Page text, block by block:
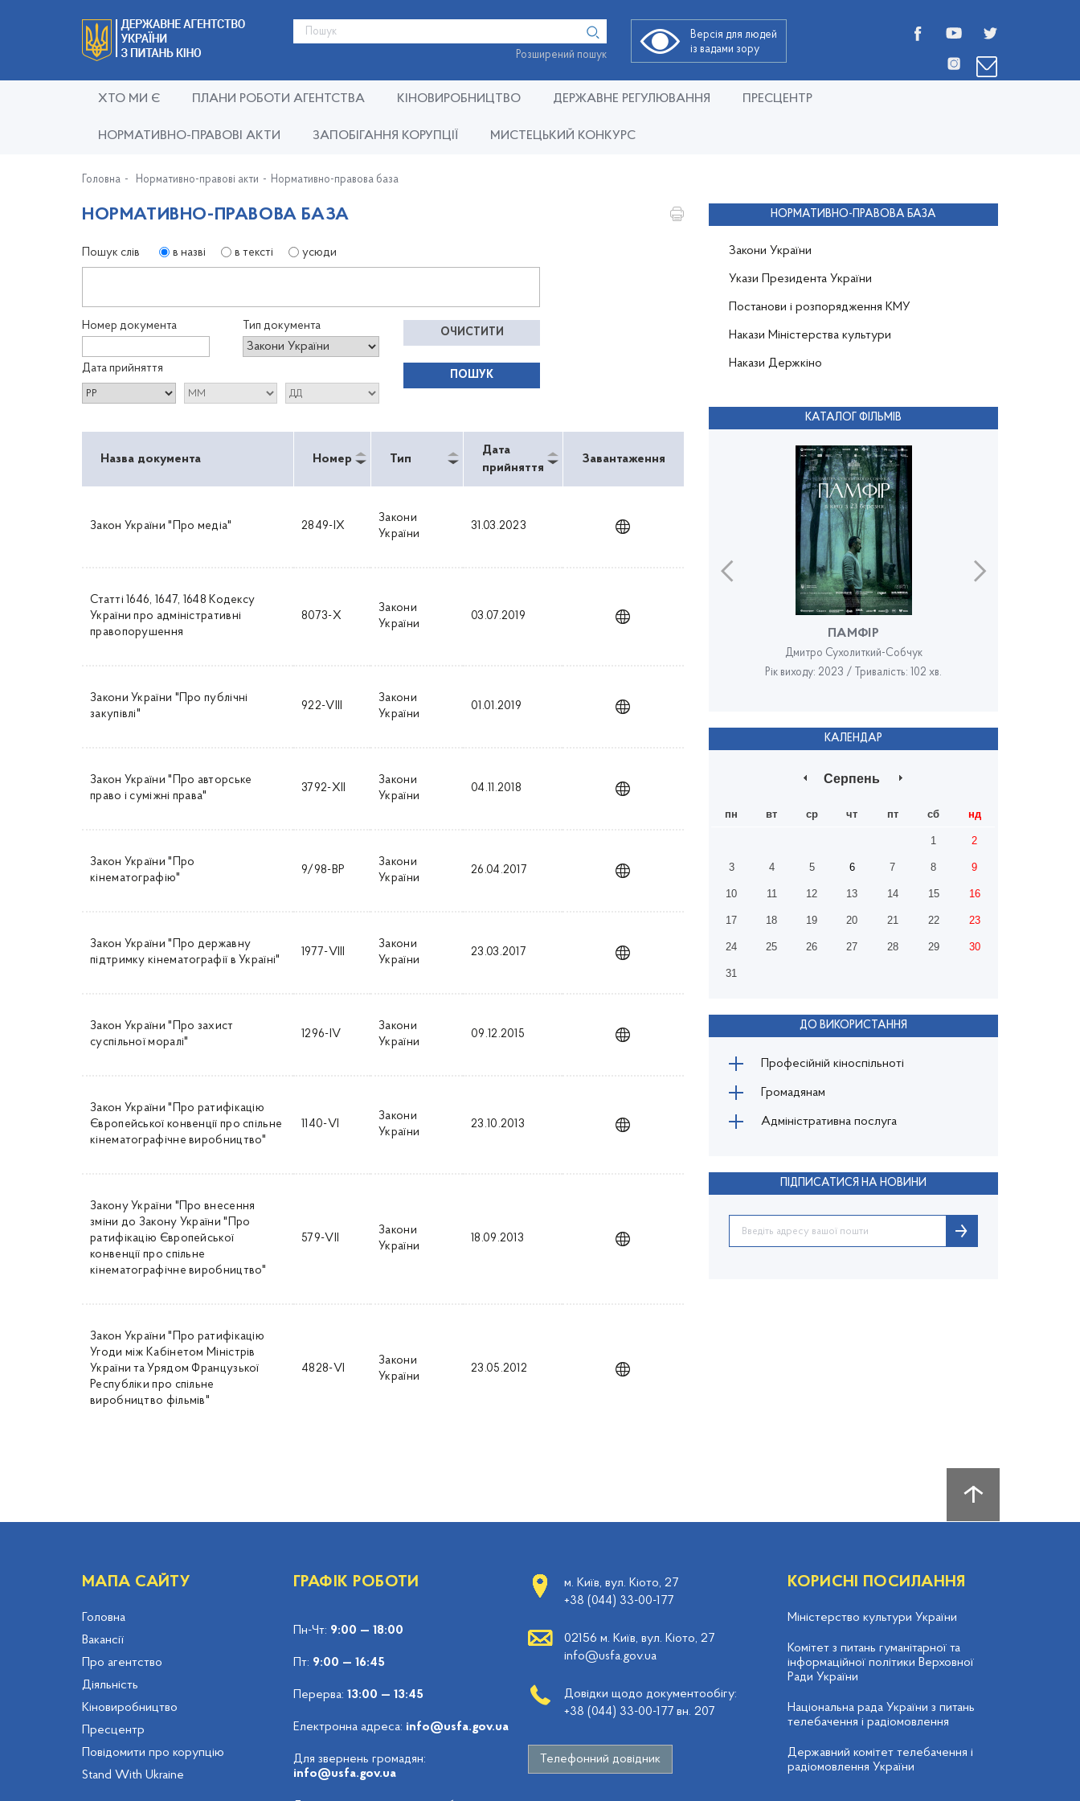
Розширений пошук
Версія для людей
із вадами зору
ХТО МИ Є ПЛАНИ РОБОТИ АГЕНТСТВА КІНОВИРОБНИЦТВО ДЕРЖАВНЕ РЕГУЛЮВАННЯ ПРЕСЦЕНТР
НОРМАТИВНО-ПРАВОВІ АКТИ ЗАПОБІГАННЯ КОРУПЦІЇ МИСТЕЦЬКИЙ КОНКУРС
Головна Нормативно-правові акти Нормативно-правова база
НОРМАТИВНО-ПРАВОВА БАЗА
Пошук слів в назві в тексті усюди
Номер документа Тип документа
ОЧИСТИТИ
Дата прийняття
Назва документа Номер Тип
Дата
прийняття
Завантаження
Закон України "Про медіа" 2849-IX
Закони
України
31.03.2023
Статті 1646, 1647, 1648 Кодексу
України про адміністративні
правопорушення
8073-X
Закони
України
03.07.2019
Закони України "Про публічні
закупівлі"
922-VIII
Закони
України
01.01.2019
Закон України "Про авторське
право і суміжні права"
3792-XII
Закони
України
04.11.2018
Закон України "Про
кінематографію"
9/98-ВР
Закони
України
26.04.2017
Закон України "Про державну
підтримку кінематографії в Україні"
1977-VIII
Закони
України
23.03.2017
Закон України "Про захист
суспільної моралі"
1296-IV
Закони
України
09.12.2015
Закон України "Про ратифікацію
Європейської конвенції про спільне
кінематографічне виробництво"
1140-VI
Закони
України
23.10.2013
Закону України "Про внесення
зміни до Закону України "Про
ратифікацію Європейської
конвенції про спільне
кінематографічне виробництво"
579-VII
Закони
України
18.09.2013
Закон України "Про ратифікацію
Угоди між Кабінетом Міністрів
України та Урядом Французької
Республіки про спільне
виробництво фільмів"
4828-VI
Закони
України
23.05.2012
НОРМАТИВНО-ПРАВОВА БАЗА
Закони України
Укази Президента України
Постанови і розпорядження КМУ
Накази Міністерства культури
Накази Держкіно
КАТАЛОГ ФІЛЬМІВ
ПАМФІР
Дмитро Сухолиткий-Собчук
Рік виходу: 2023 / Тривалість: 102 хв.
КАЛЕНДАР
Серпень
пн вт ср чт пт сб нд
1 2
3 4 5 6 7 8 9
10 11 12 13 14 15 16
17 18 19 20 21 22 23
24 25 26 27 28 29 30
31
ДО ВИКОРИСТАННЯ
Професійній кіноспільноті
Громадянам
Адміністративна послуга
ПІДПИСАТИСЯ НА НОВИНИ
МАПА САЙТУ
Головна
Вакансії
Про агентство
Діяльність
Кіновиробництво
Пресцентр
Повідомити про корупцію
Stand With Ukraine
ГРАФІК РОБОТИ
Пн-Чт: 9:00 — 18:00
Пт: 9:00 — 16:45
Перерва: 13:00 — 13:45
Електронна адреса: info@usfa.gov.ua
Для звернень громадян:
info@usfa.gov.ua
м. Київ, вул. Кіото, 27
+38 (044) 33-00-177
02156 м. Київ, вул. Кіото, 27
info@usfa.gov.ua
Довідки щодо документообігу:
+38 (044) 33-00-177 вн. 207
Телефонний довідник
КОРИСНІ ПОСИЛАННЯ
Міністерство культури України
Комітет з питань гуманітарної та
інформаційної політики Верховної
Ради України
Національна рада України з питань
телебачення і радіомовлення
Державний комітет телебачення і
радіомовлення України